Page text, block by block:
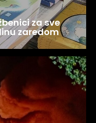
za sve
zaredom